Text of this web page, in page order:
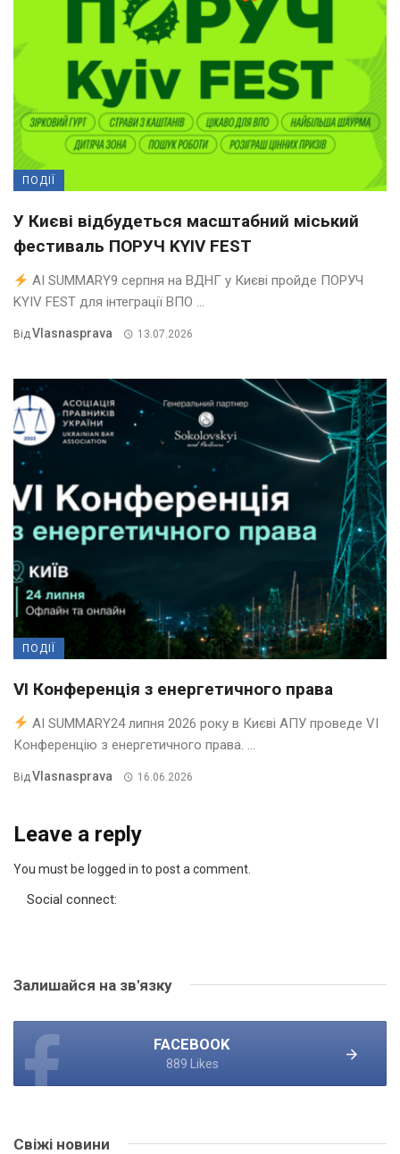
ПОДІЇ
У Києві відбудеться масштабний міський
фестиваль ПОРУЧ KYIV FEST
AI SUMMARY9 серпня на ВДНГ у Києві пройде ПОРУЧ
KYIV FEST для інтеграції ВПО ...
ВідVlasnasprava 13.07.2026
ПОДІЇ
VI Конференція з енергетичного права
AI SUMMARY24 липня 2026 року в Києві АПУ проведе VI
Конференцію з енергетичного права. ...
Від Vlasnasprava 16.06.2026
Leave a reply
You must be logged in to post a comment.
Social connect:
Залишайся на зв'язку
FACEBOOK
889 Likes
Свіжі новини